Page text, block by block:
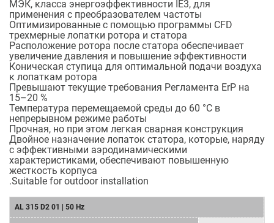
МЭК, класса энергоэффективности IE3, для
применения с преобразователем частоты
Оптимизированные с помощью программы CFD
трехмерные лопатки ротора и статора
Расположение ротора после статора обеспечивает
увеличение давления и повышение эффективности
Коническая ступица для оптимальной подачи воздуха
к лопаткам ротора
Превышают текущие требования Регламента ErP на
15–20 %
Температура перемещаемой среды до 60 °C в
непрерывном режиме работы
Прочная, но при этом легкая сварная конструкция
Двойное назначение лопаток статора, которые, наряду
с эффективными аэродинамическими
характеристиками, обеспечивают повышенную
жесткость корпуса
.Suitable for outdoor installation
AL 315 D2 01 | 50 Hz